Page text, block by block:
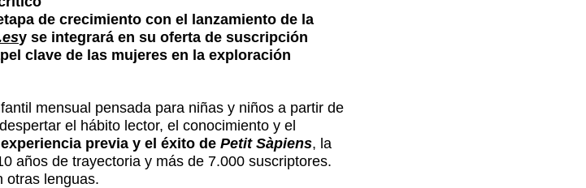
de crecimiento con el lanzamiento de la
y se integrará en su oferta de suscripción
clave de las mujeres en la exploración
mensual pensada para niñas y niños a partir de
el hábito lector, el conocimiento y el
previa y el éxito de Petit Sàpiens, la
años de trayectoria y más de 7.000 suscriptores.
otras lenguas.